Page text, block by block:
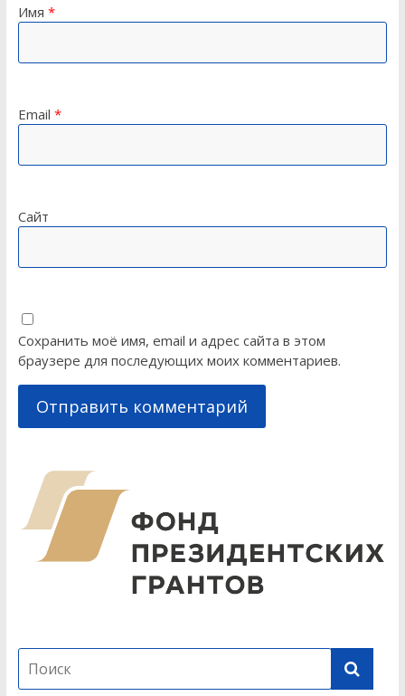
Имя *
Email *
Сайт
Сохранить моё имя, email и адрес сайта в этом
браузере для последующих моих комментариев.